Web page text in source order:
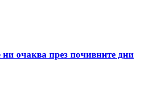
очаква през почивните дни